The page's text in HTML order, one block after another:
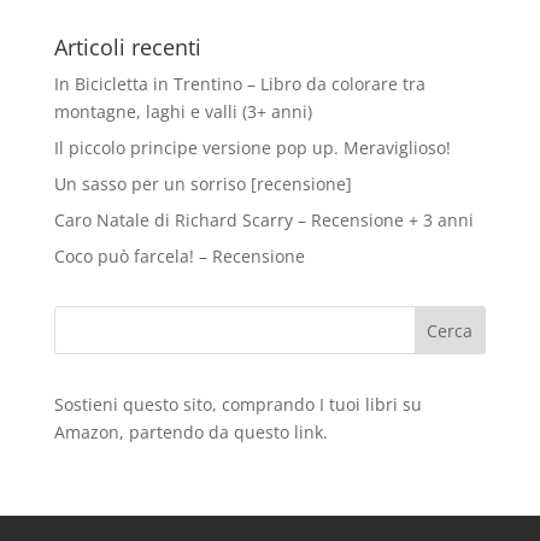
Articoli recenti
In Bicicletta in Trentino – Libro da colorare tra
montagne, laghi e valli (3+ anni)
Il piccolo principe versione pop up. Meraviglioso!
Un sasso per un sorriso [recensione]
Caro Natale di Richard Scarry – Recensione + 3 anni
Coco può farcela! – Recensione
Sostieni questo sito, comprando I tuoi libri su
Amazon, partendo da questo link.